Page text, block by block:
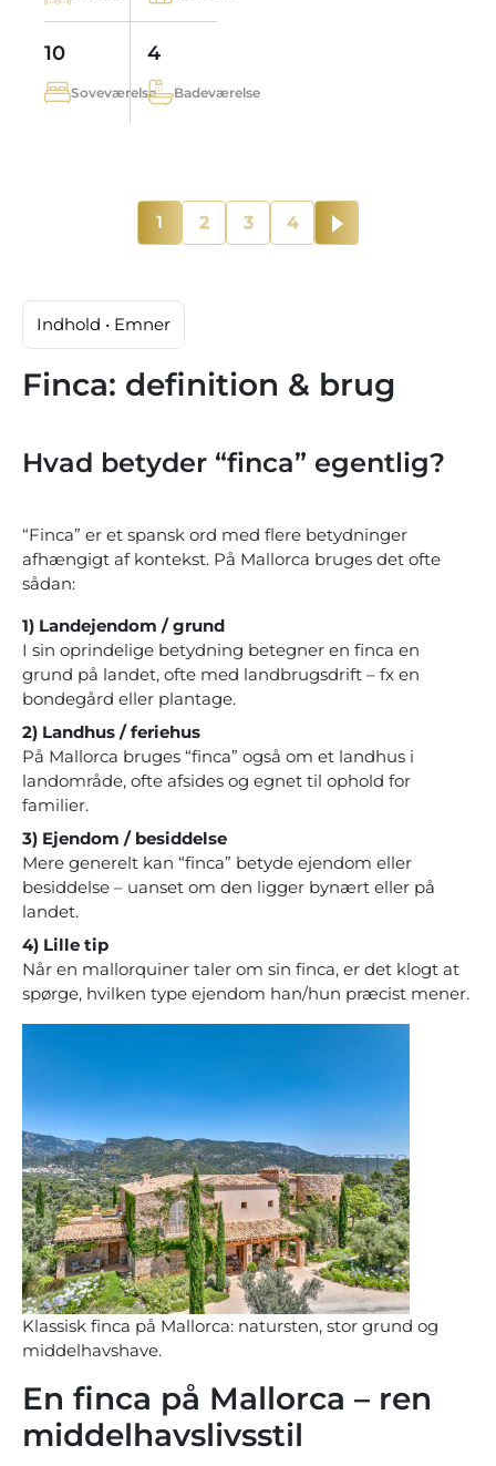
10
Soveværelse
4
Badeværelse
1 2 3 4
Indhold • Emner
Finca: definition & brug
Hvad betyder “finca” egentlig?
“Finca” er et spansk ord med flere betydninger
afhængigt af kontekst. På Mallorca bruges det ofte
sådan:
1) Landejendom / grund
I sin oprindelige betydning betegner en finca en
grund på landet, ofte med landbrugsdrift – fx en
bondegård eller plantage.
2) Landhus / feriehus
På Mallorca bruges “finca” også om et landhus i
landområde, ofte afsides og egnet til ophold for
familier.
3) Ejendom / besiddelse
Mere generelt kan “finca” betyde ejendom eller
besiddelse – uanset om den ligger bynært eller på
landet.
4) Lille tip
Når en mallorquiner taler om sin finca, er det klogt at
spørge, hvilken type ejendom han/hun præcist mener.
Klassisk finca på Mallorca: natursten, stor grund og
middelhavshave.
En finca på Mallorca – ren
middelhavslivsstil